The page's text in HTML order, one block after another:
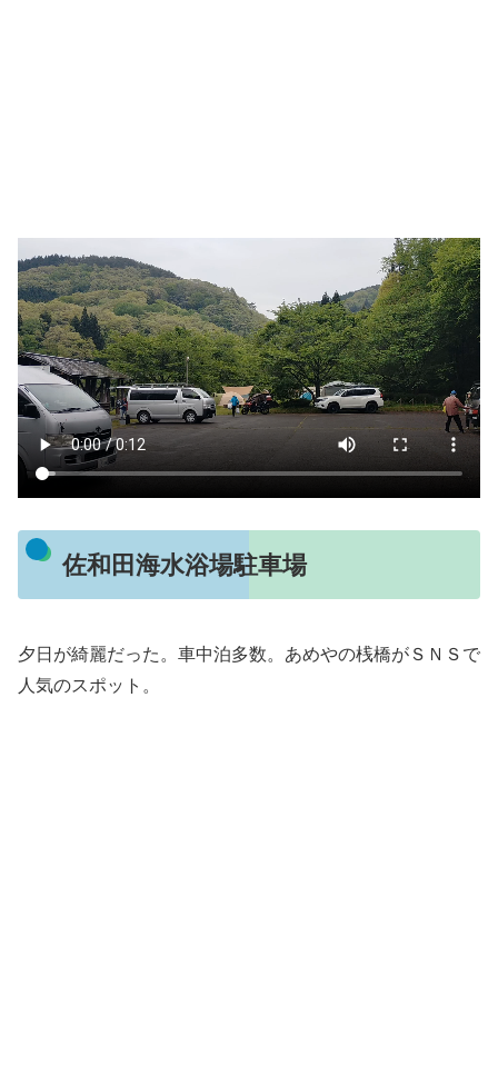
佐和田海水浴場駐車場
夕日が綺麗だった。車中泊多数。あめやの桟橋がＳＮＳで
人気のスポット。